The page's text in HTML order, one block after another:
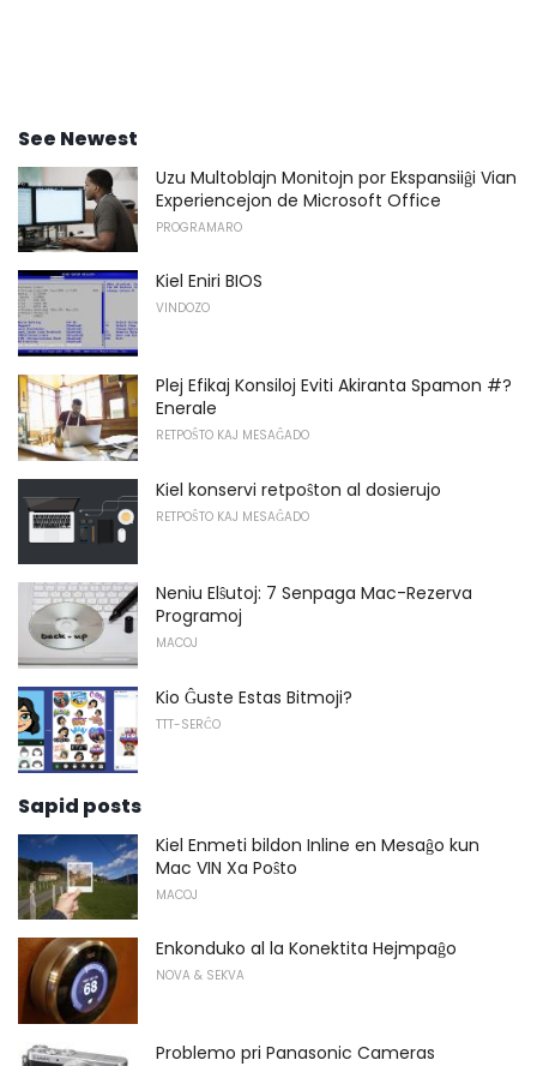
See Newest
Uzu Multoblajn Monitojn por Ekspansiiĝi ​​Vian
Experiencejon de Microsoft Office
PROGRAMARO
Kiel Eniri BIOS
VINDOZO
Plej Efikaj Konsiloj Eviti Akiranta Spamon #?
Enerale
RETPOŜTO KAJ MESAĜADO
Kiel konservi retpoŝton al dosierujo
RETPOŜTO KAJ MESAĜADO
Neniu Elŝutoj: 7 Senpaga Mac-Rezerva
Programoj
MACOJ
Kio Ĝuste Estas Bitmoji?
TTT-SERĈO
Sapid posts
Kiel Enmeti bildon Inline en Mesaĝo kun
Mac VIN Xa Poŝto
MACOJ
Enkonduko al la Konektita Hejmpaĝo
NOVA & SEKVA
Problemo pri Panasonic Cameras